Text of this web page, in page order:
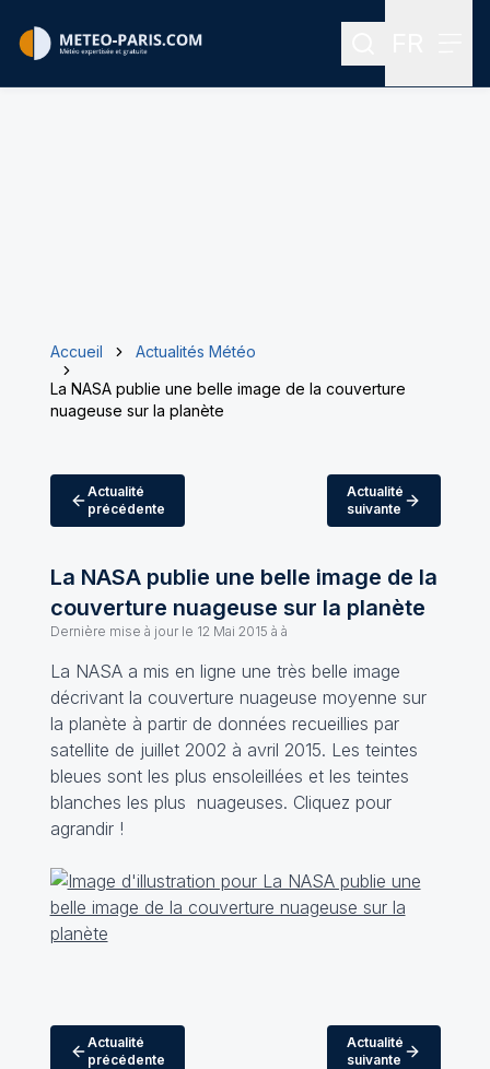
Rechercher
Accueil
Actualités Météo
La NASA publie une belle image de la couverture
nuageuse sur la planète
Actualité
précédente
Actualité
suivante
La NASA publie une belle image de la
couverture nuageuse sur la planète
Dernière mise à jour le 12 Mai 2015 à à
La NASA a mis en ligne une très belle image
décrivant la couverture nuageuse moyenne sur
la planète à partir de données recueillies par
satellite de juillet 2002 à avril 2015. Les teintes
bleues sont les plus ensoleillées et les teintes
blanches les plus nuageuses. Cliquez pour
agrandir !
Actualité
précédente
Actualité
suivante